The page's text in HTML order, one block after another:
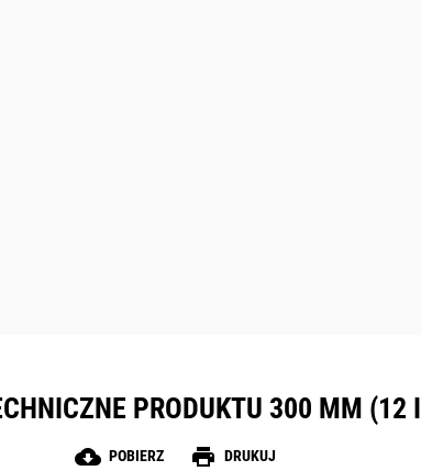
PRODUKTU 300 MM (12
cloud_download POBIERZ print DRUKUJ